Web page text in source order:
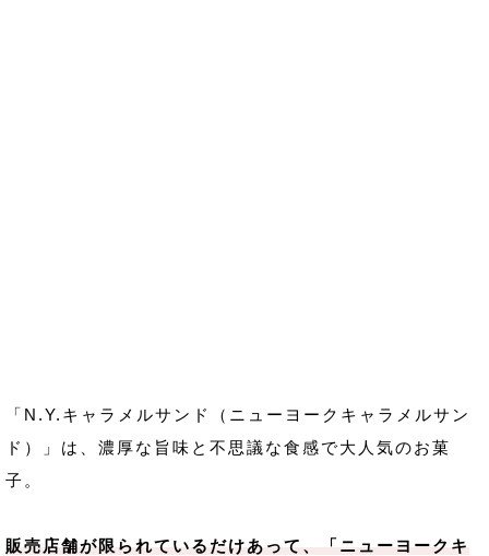
「N.Y.キャラメルサンド（ニューヨークキャラメルサン
ド）」は、濃厚な旨味と不思議な食感で大人気のお菓
子。
販売店舗が限られているだけあって、「ニューヨークキ